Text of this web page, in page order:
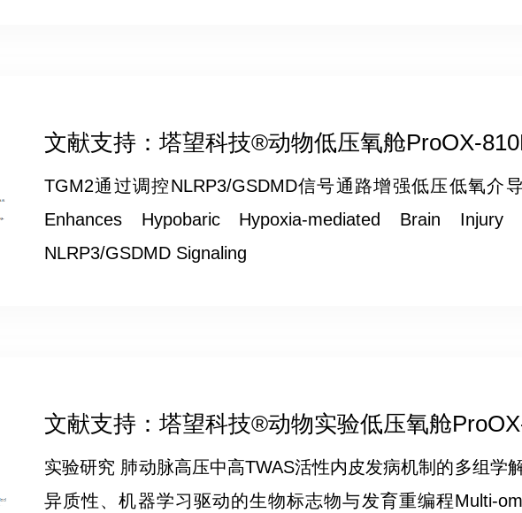
文献支持：塔望科技®动物低压氧舱ProOX-
TGM2通过调控NLRP3/GSDMD信号通路增强低压低氧介
Enhances Hypobaric Hypoxia-mediated Brain Injury
NLRP3/GSDMD Signaling
文献支持：塔望科技®动物实验低压氧舱
实验研究 肺动脉高压中高TWAS活性内皮发病机制的多组学
异质性、机器学习驱动的生物标志物与发育重编程Multi-